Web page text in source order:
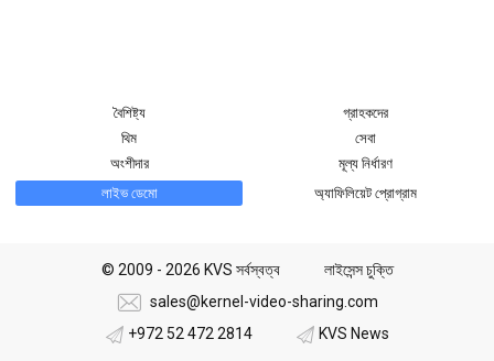
বৈশিষ্ট্য
গ্রাহকদের
থিম
সেবা
অংশীদার
মূল্য নির্ধারণ
লাইভ ডেমো
অ্যাফিলিয়েট প্রোগ্রাম
© 2009 - 2026 KVS সর্বস্বত্ব
লাইসেন্স চুক্তি
sales@kernel-video-sharing.com
+972 52 472 2814
KVS News